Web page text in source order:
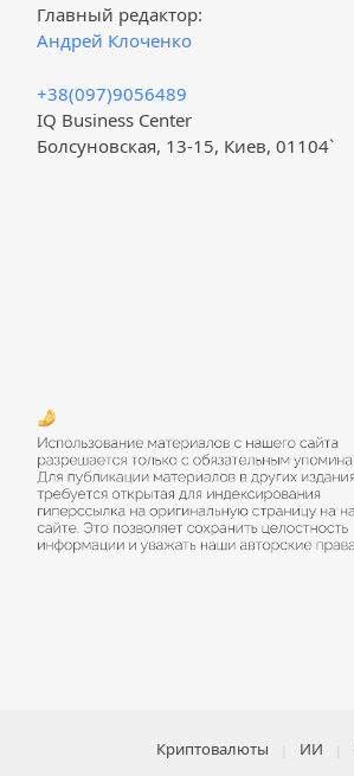
Главный редактор:
Андрей Клоченко
+38(097)9056489
IQ Business Center
Болсуновская, 13-15, Киев, 01104`
Криптовалюты ИИ